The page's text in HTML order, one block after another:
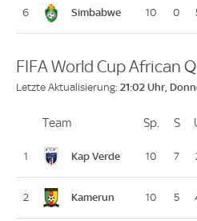
6 Simbabwe 10 0
FIFA World Cup African
Letzte Aktualisierung: 21:02 Uhr,
PlatzTeam Sp. Spiele
S
1 Kap Verde 10 7
2 Kamerun 10 5